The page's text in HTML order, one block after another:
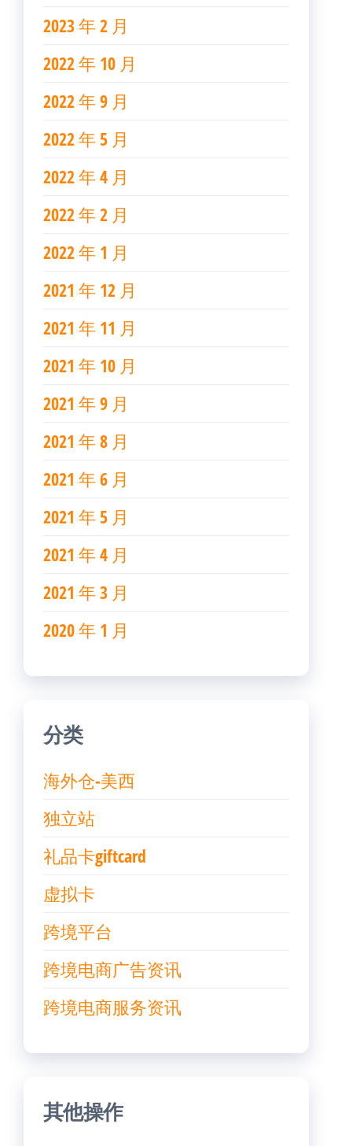
2023 年 2 月
2022 年 10 月
2022 年 9 月
2022 年 5 月
2022 年 4 月
2022 年 2 月
2022 年 1 月
2021 年 12 月
2021 年 11 月
2021 年 10 月
2021 年 9 月
2021 年 8 月
2021 年 6 月
2021 年 5 月
2021 年 4 月
2021 年 3 月
2020 年 1 月
分类
海外仓-美西
独立站
礼品卡giftcard
虚拟卡
跨境平台
跨境电商广告资讯
跨境电商服务资讯
其他操作